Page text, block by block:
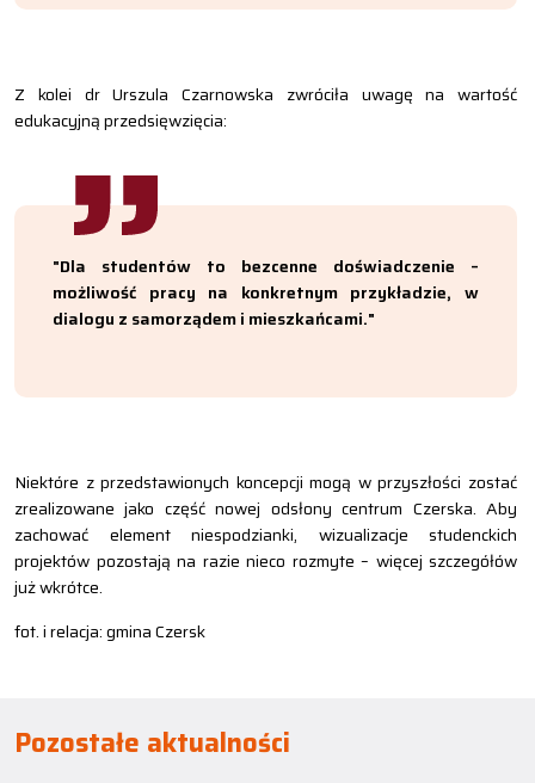
Z kolei dr Urszula Czarnowska zwróciła uwagę na wartość
edukacyjną przedsięwzięcia:
"Dla studentów to bezcenne doświadczenie –
możliwość pracy na konkretnym przykładzie, w
dialogu z samorządem i mieszkańcami."
Niektóre z przedstawionych koncepcji mogą w przyszłości zostać
zrealizowane jako część nowej odsłony centrum Czerska. Aby
zachować element niespodzianki, wizualizacje studenckich
projektów pozostają na razie nieco rozmyte – więcej szczegółów
już wkrótce.
fot. i relacja: gmina Czersk
Pozostałe aktualności